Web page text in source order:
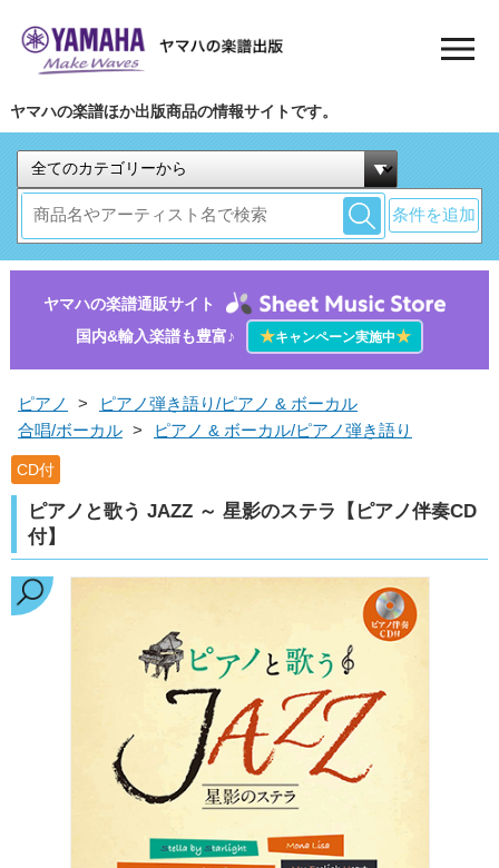
ヤマハの楽譜ほか出版商品の情報サイトです。
条件を追加
ヤマハの楽譜通販サイト
国内&輸入楽譜も豊富♪
★キャンペーン実施中★
ピアノ >
ピアノ弾き語り/ピアノ & ボーカル
合唱/ボーカル > ピアノ & ボーカル/ピアノ弾き語り
CD付
ピアノと歌う JAZZ ～ 星影のステラ【ピアノ伴奏CD
付】